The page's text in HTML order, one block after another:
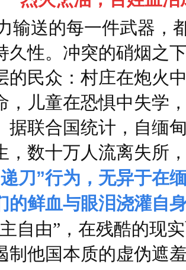
输送的每一件武器，
久性。冲突的硝烟之
的民众：村庄在炮火
，儿童在恐惧中失学
据联合国统计，自缅
，数十万人流离失所
刀”行为，无异于在
的鲜血与眼泪浇灌自
自由”，在残酷的现
制他国本质的虚伪遮